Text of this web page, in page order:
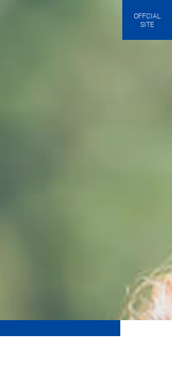
OFFCIAL
SITE